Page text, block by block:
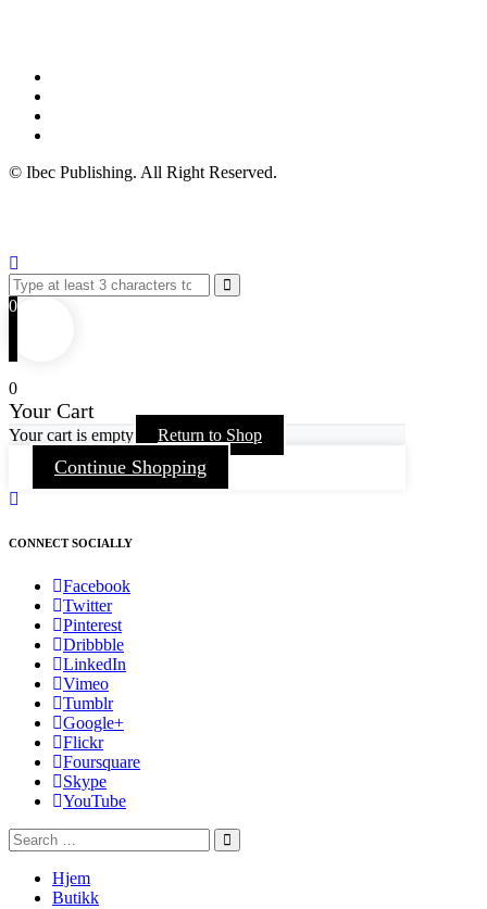
© Ibec Publishing. All Right Reserved.
0
0
Your Cart
Your cart is empty Return to Shop
Continue Shopping
CONNECT SOCIALLY
Facebook
Twitter
Pinterest
Dribbble
LinkedIn
Vimeo
Tumblr
Google+
Flickr
Foursquare
Skype
YouTube
Hjem
Butikk